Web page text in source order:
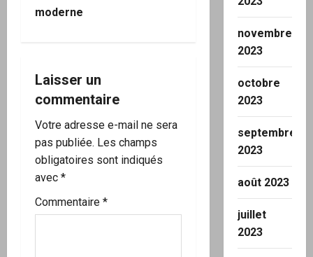
t
i
o
n
d
moderne
Laisser un
commentaire
Votre adresse e-mail ne sera
pas publiée. Les champs
obligatoires sont indiqués
avec *
Commentaire *
novembre
2023
octobre
2023
septembre
2023
août 2023
juillet
2023